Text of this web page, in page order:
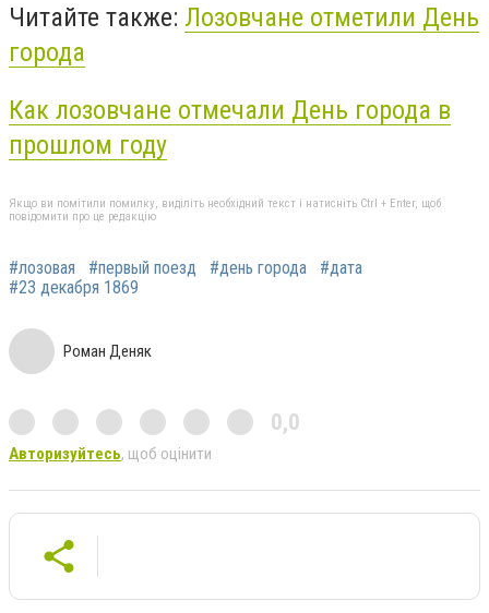
Читайте также: Лозовчане отметили День
города
Как лозовчане отмечали День города в
прошлом году
Якщо ви помітили помилку, виділіть необхідний текст і натисніть Ctrl + Enter, щоб
повідомити про це редакцію
#лозовая #первый поезд #день города
#дата
#23 декабря 1869
Роман Деняк
0,0
Авторизуйтесь, щоб оцінити